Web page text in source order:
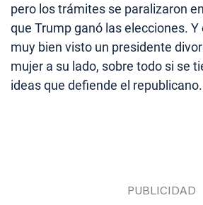
pero los trámites se paralizaron
que Trump ganó las elecciones. Y
muy bien visto un presidente
mujer a su lado, sobre todo si se
ideas que defiende el republicano.